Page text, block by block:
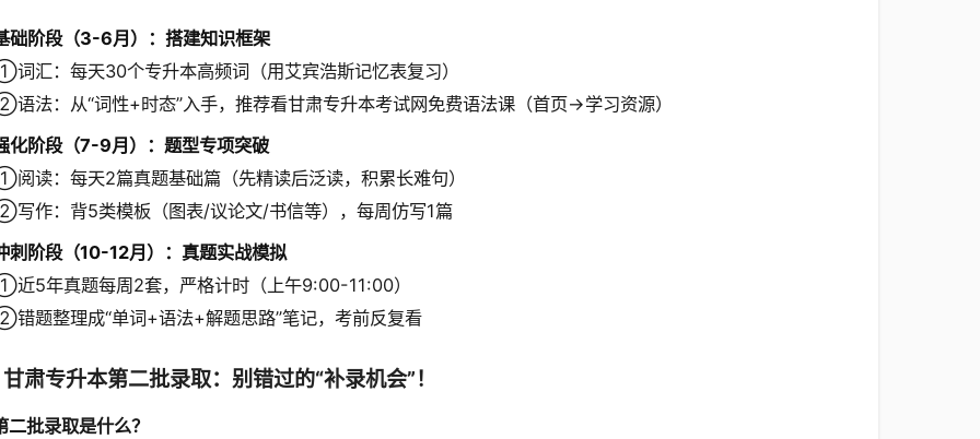
础阶段（3-6月）：搭建知识框架
汇：每天30个专升本高频词（用艾宾浩斯记忆表复习）
法：从“词性+时态”入手，推荐看甘肃专升本考试网免费语法课（首页→学习资源）
化阶段（7-9月）：题型专项突破
读：每天2篇真题基础篇（先精读后泛读，积累长难句）
作：背5类模板（图表/议论文/书信等），每周仿写1篇
刺阶段（10-12月）：真题实战模拟
5年真题每周2套，严格计时（上午9:00-11:00）
题整理成“单词+语法+解题思路”笔记，考前反复看
肃专升本第二批录取：别错过的“补录机会”！
二批录取是什么？